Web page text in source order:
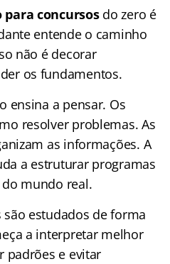
para concursosdo zero é
entende o caminho
não é decorar
os fundamentos.
ensina a pensar. Os
resolver problemas. As
as informações. A
a estruturar programas
mundo real.
estudados de forma
a interpretar melhor
padrões e evitar